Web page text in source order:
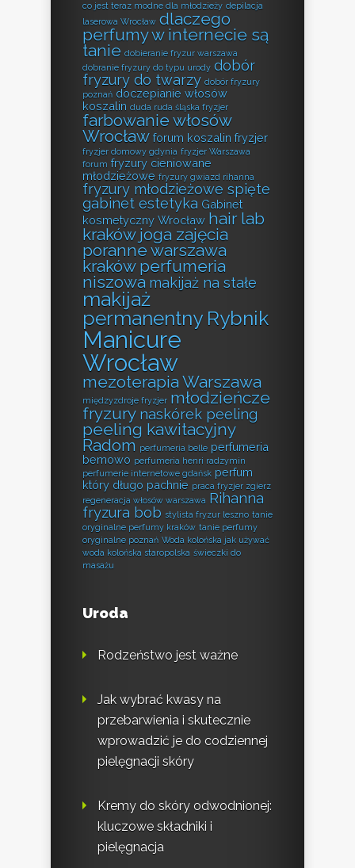
co jest teraz modne dla młodzieży depilacja
laserowa Wrocław dlaczego
perfumy w internecie są
tanie dobieranie fryzur warszawa
dobranie fryzury do typu urody dobór
fryzury do twarzy dobór fryzury
poznań doczepianie włosów
koszalin duda ruda śląska fryzjer
farbowanie włosów
Wrocław forum koszalin fryzjer
fryzjer domowy gdynia fryzjer Warszawa
forum fryzury cieniowane
młodzieżowe fryzury gwiazd rihanna
fryzury młodzieżowe spięte
gabinet estetyka Gabinet
kosmetyczny Wrocław hair lab
kraków joga zajęcia
poranne warszawa
kraków perfumeria
niszowa makijaż na stałe
makijaż
permanentny Rybnik
Manicure
Wrocław
mezoterapia Warszawa
międzyzdroje fryzjer młodzieńcze
fryzury naskórek peeling
peeling kawitacyjny
Radom perfumeria belle perfumeria
bemowo perfumeria henri radzymin
perfumerie internetowe gdańsk perfum
który długo pachnie praca fryzjer zgierz
regeneracja włosów warszawa Rihanna
fryzura bob stylista fryzur leszno tanie
oryginalne perfumy kraków tanie perfumy
oryginalne poznań Woda kolońska jak używać
woda kolońska staropolska świeczki do
masażu
Uroda
Rodzeństwo jest ważne
Jak wybrać kwasy na
przebarwienia i skutecznie
wprowadzić je do codziennej
pielęgnacji skóry
Kremy do skóry odwodnionej:
kluczowe składniki i
pielęgnacja